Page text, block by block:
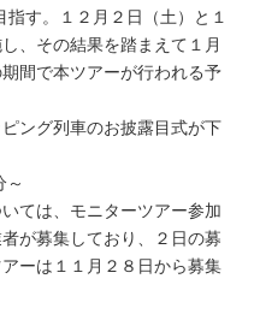
指す。１２月２日（土）と１
、その結果を踏まえて１月
間で本ツアーが行われる予
ング列車のお披露目式が下
～
ては、モニターツアー参加
が募集しており、２日の募
ーは１１月２８日から募集